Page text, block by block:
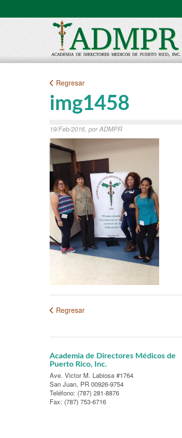
Regresar
img1458
19/Feb/2016, por ADMPR
Regresar
Academia de Directores Médicos de
Puerto Rico, Inc.
Ave. Victor M. Labiosa #1764
San Juan, PR 00926-9754
Teléfono: (787) 281-8876
Fax: (787) 753-6716